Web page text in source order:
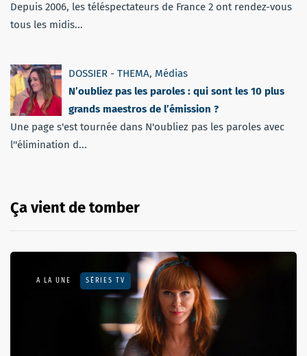
Depuis 2006, les téléspectateurs de France 2 ont rendez-vous
tous les midis...
DOSSIER - THEMA, Médias
N’oubliez pas les paroles : qui sont les 10 plus
grands maestros de l’émission ?
Une page s'est tournée dans N'oubliez pas les paroles avec
l''élimination d...
Ça vient de tomber
A LA UNE SÉRIES TV